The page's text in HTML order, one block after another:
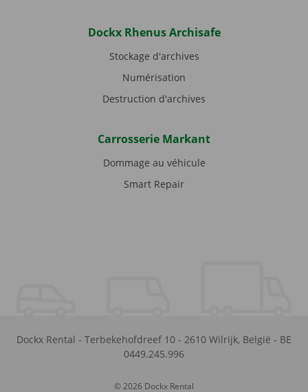
Dockx Rhenus Archisafe
Stockage d'archives
Numérisation
Destruction d'archives
Carrosserie Markant
Dommage au véhicule
Smart Repair
Dockx Rental - Terbekehofdreef 10 - 2610 Wilrijk, België - BE
0449.245.996
© 2026 Dockx Rental